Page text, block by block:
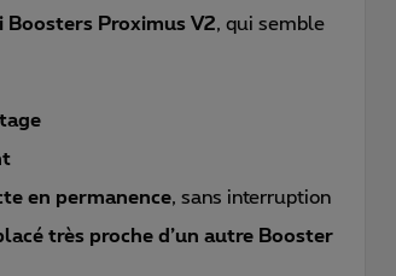
Boosters Proximus V2, qui semble
en permanence, sans interruption
très proche d’un autre Booster